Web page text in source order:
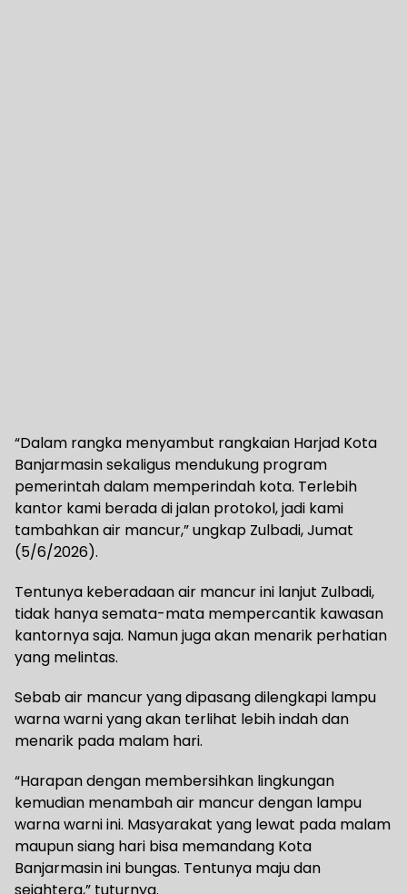
“Dalam rangka menyambut rangkaian Harjad Kota
Banjarmasin sekaligus mendukung program
pemerintah dalam memperindah kota. Terlebih
kantor kami berada di jalan protokol, jadi kami
tambahkan air mancur,” ungkap Zulbadi, Jumat
(5/6/2026).
Tentunya keberadaan air mancur ini lanjut Zulbadi,
tidak hanya semata-mata mempercantik kawasan
kantornya saja. Namun juga akan menarik perhatian
yang melintas.
Sebab air mancur yang dipasang dilengkapi lampu
warna warni yang akan terlihat lebih indah dan
menarik pada malam hari.
“Harapan dengan membersihkan lingkungan
kemudian menambah air mancur dengan lampu
warna warni ini. Masyarakat yang lewat pada malam
maupun siang hari bisa memandang Kota
Banjarmasin ini bungas. Tentunya maju dan